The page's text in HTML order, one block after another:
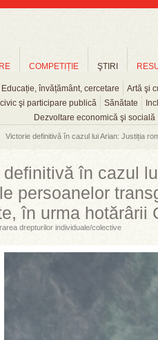
COMPETIȚIE ŞTIRI
Educație, învățământ, cercetare Artă şi
şi participare publică
Sănătate
Dezvoltare economică şi socială
Victorie definitivă în cazul lui Arian: Justiția
în cazul
persoanelor
în urma hotărârii
drepturilor individuale/colective